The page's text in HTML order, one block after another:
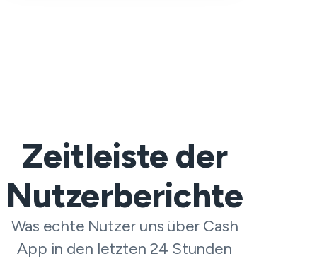
Zeitleiste der
Nutzerberichte
Was echte Nutzer uns über Cash
App in den letzten 24 Stunden